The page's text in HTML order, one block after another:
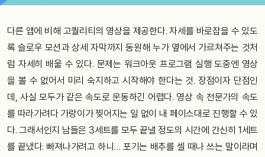
다른 앱에 비해 고퀄리티의 영상을 제공한다. 자세를 바로잡을 수 있도
록 슬로우 모션과 상세 자막까지 동원해 누가 옆에서 가르쳐주는 것처
럼 자세히 배울 수 있다. 문제는 워크아웃 프로그램 실행 도중엔 영상
을 볼 수 없어서 미리 숙지하고 시작해야 한다는 것. 장점이자 단점인
데, 사실 모두가 같은 속도로 운동하긴 어렵다. 영상 속 전문가의 속도
를 따라가려다 가랑이가 찢어지는 일 없이 내 페이스대로 진행할 수 있
다. 그래서인지 남들은 3세트를 모두 끝낼 정도의 시간에 간신히 1세트
를 끝냈다. 빠져나가려고 하니… 포기는 배추를 셀 때나 쓰는 말이라며